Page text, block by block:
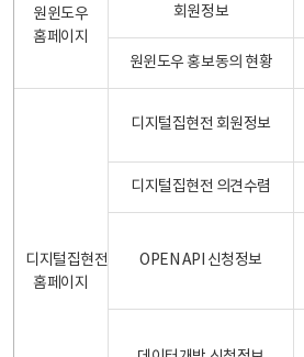
원윈도우
홈페이지
회원정보
원윈도우 홍보동의 현황
디지털집현전
홈페이지
디지털집현전 회원정보
디지털집현전 의견수렴
OPEN API 신청정보